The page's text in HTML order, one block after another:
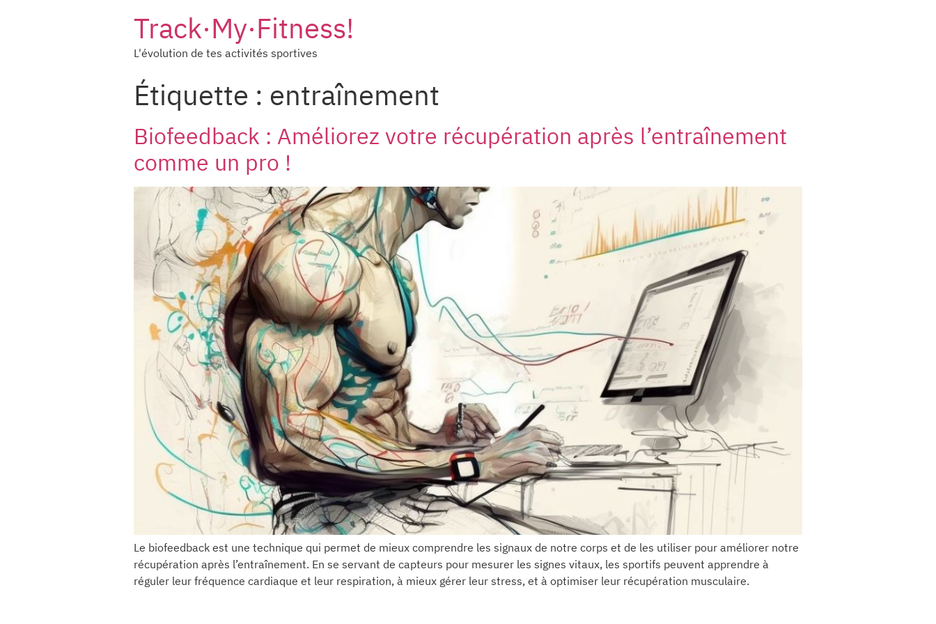
Track·My·Fitness!
L'évolution de tes activités sportives
Étiquette : entraînement
Biofeedback : Améliorez votre récupération après l’entraînement
comme un pro !
Le biofeedback est une technique qui permet de mieux comprendre les signaux de notre corps et de les utiliser pour améliorer notre
récupération après l’entraînement. En se servant de capteurs pour mesurer les signes vitaux, les sportifs peuvent apprendre à
réguler leur fréquence cardiaque et leur respiration, à mieux gérer leur stress, et à optimiser leur récupération musculaire.